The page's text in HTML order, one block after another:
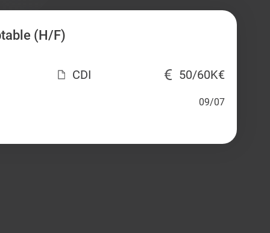
(H/F)
CDI
50/60K€
09/07